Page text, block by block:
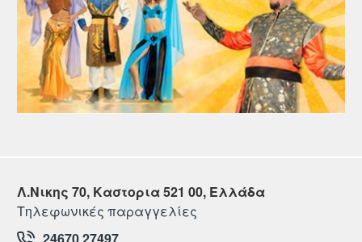
Λ.Νικης 70, Καστορια 521 00, Ελλάδα
Τηλεφωνικές παραγγελίες